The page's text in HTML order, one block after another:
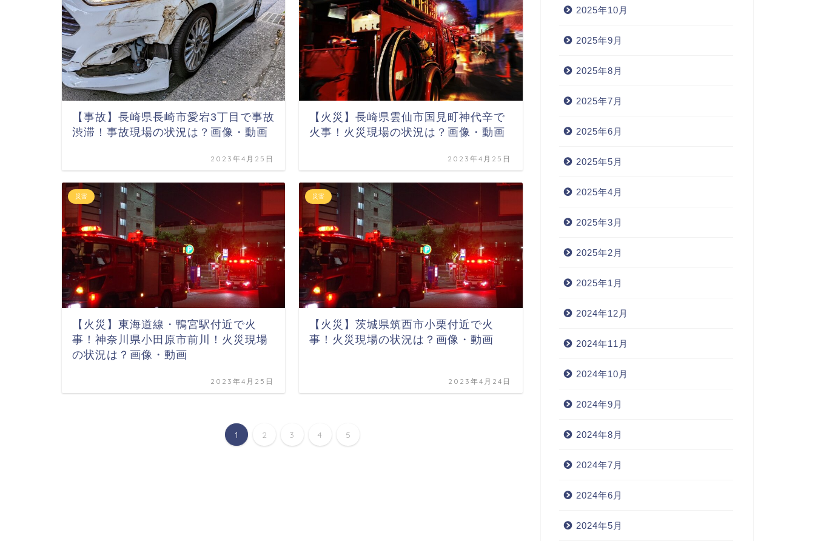
【事故】長崎県長崎市愛宕3丁目で事故
渋滞！事故現場の状況は？画像・動画
2023年4月25日
【火災】長崎県雲仙市国見町神代辛で
火事！火災現場の状況は？画像・動画
2023年4月25日
災害
【火災】東海道線・鴨宮駅付近で火
事！神奈川県小田原市前川！火災現場
の状況は？画像・動画
2023年4月25日
災害
【火災】茨城県筑西市小栗付近で火
事！火災現場の状況は？画像・動画
2023年4月24日
1 2 3 4 5
2025年10月
2025年9月
2025年8月
2025年7月
2025年6月
2025年5月
2025年4月
2025年3月
2025年2月
2025年1月
2024年12月
2024年11月
2024年10月
2024年9月
2024年8月
2024年7月
2024年6月
2024年5月